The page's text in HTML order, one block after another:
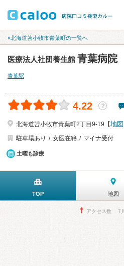
«北海道苫小牧市青葉町の一覧へ
医療法人社団養生館 青葉病院
青葉駅
4.22 ？
北海道苫小牧市青葉町2丁目9-19【地図
駐車場あり
女医在籍 マイナ受付
土曜も診療
TOP 地図
アクセス数 7